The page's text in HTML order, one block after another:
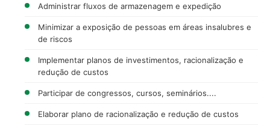
Administrar fluxos de armazenagem e expedição
Minimizar a exposição de pessoas em áreas insalubres e
de riscos
Implementar planos de investimentos, racionalização e
redução de custos
Participar de congressos, cursos, seminários....
Elaborar plano de racionalização e redução de custos